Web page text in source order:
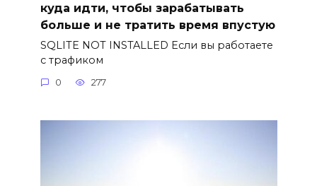
куда идти, чтобы зарабатывать
больше и не тратить время впустую
SQLITE NOT INSTALLED Если вы работаете
с трафиком
0 277